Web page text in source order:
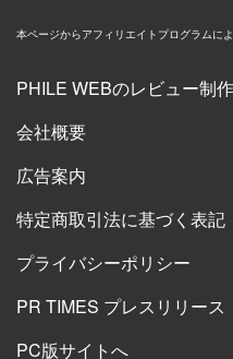
本ページからアフィリエイトプログラムに
PHILE WEBのレビュー制
会社概要
広告案内
特定商取引法に基づく表記
プライバシーポリシー
PR TIMES プレスリリース
PC版サイトへ